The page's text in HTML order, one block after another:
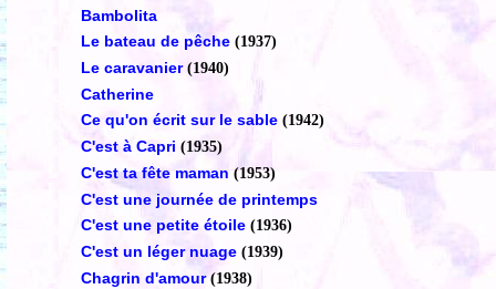
Bambolita
Le bateau de pêche (1937)
Le caravanier (1940)
Catherine
Ce qu'on écrit sur le sable (1942)
C'est à Capri (1935)
C'est ta fête maman (1953)
C'est une journée de printemps
C'est une petite étoile (1936)
C'est un léger nuage (1939)
Chagrin d'amour (1938)